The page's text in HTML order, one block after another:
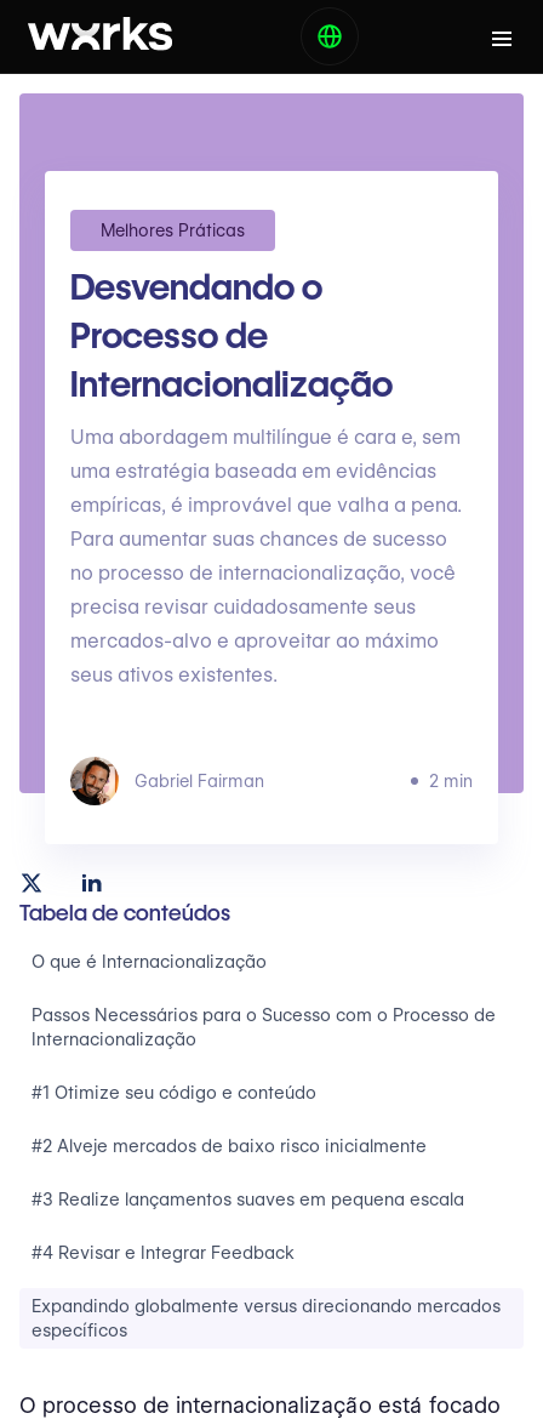
Melhores Práticas
Desvendando o
Processo de
Internacionalização
Uma abordagem multilíngue é cara e, sem
uma estratégia baseada em evidências
empíricas, é improvável que valha a pena.
Para aumentar suas chances de sucesso
no processo de internacionalização, você
precisa revisar cuidadosamente seus
mercados-alvo e aproveitar ao máximo
seus ativos existentes.
Gabriel Fairman 2 min
Tabela de conteúdos
O que é Internacionalização
Passos Necessários para o Sucesso com o Processo de
Internacionalização
#1 Otimize seu código e conteúdo
#2 Alveje mercados de baixo risco inicialmente
#3 Realize lançamentos suaves em pequena escala
#4 Revisar e Integrar Feedback
Expandindo globalmente versus direcionando mercados
específicos
O processo de internacionalização está focado